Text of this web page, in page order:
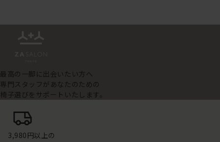
最高の一脚に出会いたい方へ
専門スタッフがあなたのための
椅子選びをサポートいたします。
3,980円以上の